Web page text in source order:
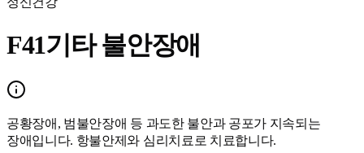
F41기타 불안장애
공황장애, 범불안장애 등 과도한 불안과 공포가 지속되는
장애입니다. 항불안제와 심리치료로 치료합니다.